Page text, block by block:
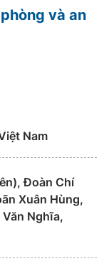
và an
Nam
Đoàn Chí
Xuân Hùng,
Nghĩa,